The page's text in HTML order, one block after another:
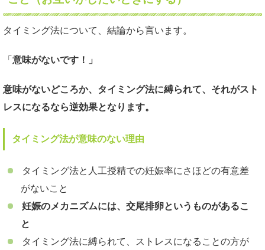
タイミング法について、結論から言います。
「 意味がないです！」
意味がないどころか、タイミング法に縛られて、それがスト
レスになるなら逆効果となります。
タイミング法が意味のない理由
タイミング法と人工授精での妊娠率にさほどの有意差
がないこと
妊娠のメカニズムには、交尾排卵というものがあるこ
と
タイミング法に縛られて、ストレスになることの方が